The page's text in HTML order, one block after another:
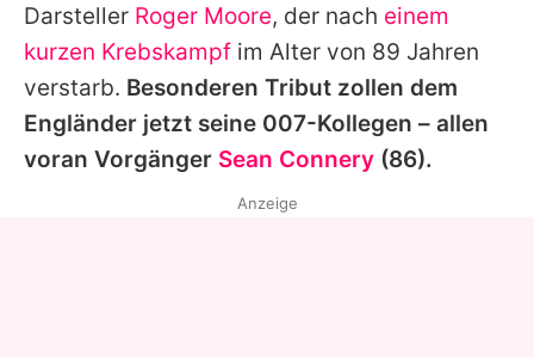
Datenschutzerklärung
Nutzungsbedingungen
Utiq verwalten
Darsteller Roger Moore, der nach einem
kurzen Krebskampf im Alter von 89 Jahren
verstarb. Besonderen Tribut zollen dem
Engländer jetzt seine 007-Kollegen – allen
voran Vorgänger Sean Connery (86).
Anzeige